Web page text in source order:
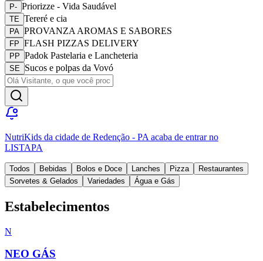
P- Priorizze - Vida Saudável
TE Tereré e cia
PA PROVANZA AROMAS E SABORES
FP FLASH PIZZAS DELIVERY
PP Padok Pastelaria e Lancheteria
SE Sucos e polpas da Vovó
NutriKids da cidade de Redenção - PA acaba de entrar no
LISTAPA
Todos Bebidas Bolos e Doce Lanches Pizza
Restaurantes
Sorvetes & Gelados
Variedades Água e Gás
Estabelecimentos
N
NEO GÁS